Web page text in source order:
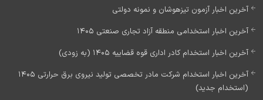
آخرین اخبار آزمون تیزهوشان و نمونه دولتی
آخرین اخبار استخدامی منطقه آزاد تجاری صنعتی 1405
آخرین اخبار استخدام کادر اداری قوه قضاییه 1405 (به زودی)
آخرین اخبار استخدام شرکت مادر تخصصی تولید نیروی برق حرارتی 1405
(استخدام جدید)